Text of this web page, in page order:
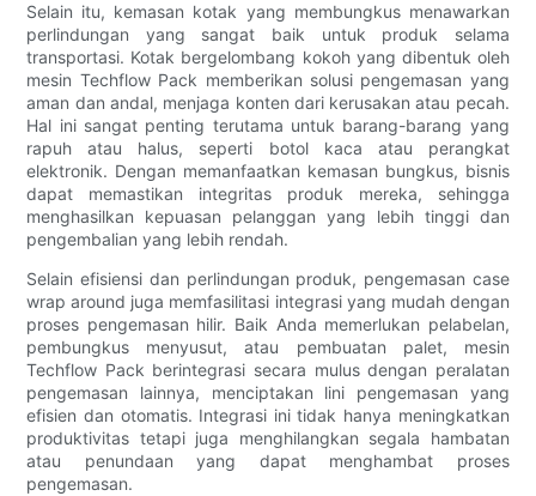
Selain itu, kemasan kotak yang membungkus menawarkan
perlindungan yang sangat baik untuk produk selama
transportasi. Kotak bergelombang kokoh yang dibentuk oleh
mesin Techflow Pack memberikan solusi pengemasan yang
aman dan andal, menjaga konten dari kerusakan atau pecah.
Hal ini sangat penting terutama untuk barang-barang yang
rapuh atau halus, seperti botol kaca atau perangkat
elektronik. Dengan memanfaatkan kemasan bungkus, bisnis
dapat memastikan integritas produk mereka, sehingga
menghasilkan kepuasan pelanggan yang lebih tinggi dan
pengembalian yang lebih rendah.
Selain efisiensi dan perlindungan produk, pengemasan case
wrap around juga memfasilitasi integrasi yang mudah dengan
proses pengemasan hilir. Baik Anda memerlukan pelabelan,
pembungkus menyusut, atau pembuatan palet, mesin
Techflow Pack berintegrasi secara mulus dengan peralatan
pengemasan lainnya, menciptakan lini pengemasan yang
efisien dan otomatis. Integrasi ini tidak hanya meningkatkan
produktivitas tetapi juga menghilangkan segala hambatan
atau penundaan yang dapat menghambat proses
pengemasan.